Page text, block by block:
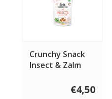
Crunchy Snack
Insect & Zalm
€4,50